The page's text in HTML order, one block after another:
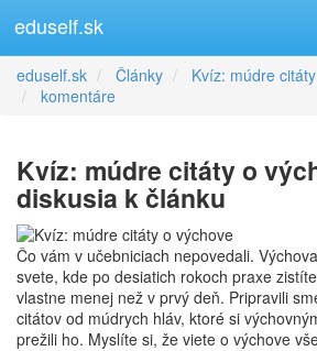
eduself.sk
eduself.sk Články
Kvíz: múdre
komentáre
Kvíz: múdre citáty o
diskusia k článku
Čo vám v učebniciach nepovedali.
svete, kde po desiatich rokoch praxe
vlastne menej než v prvý deň. Pripravili
citátov od múdrych hláv, ktoré si
prežili ho. Myslíte si, že viete o výchove